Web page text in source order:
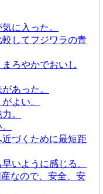
に入った。
してフジワラの青
ろやかでおいし
あった。
よい。
。
づくために最短距
いように感じる。
なので、安全、安